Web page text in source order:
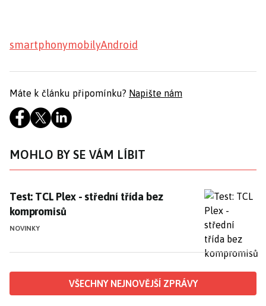
smartphonymobilyAndroid
Máte k článku připomínku? Napište nám
MOHLO BY SE VÁM LÍBIT
Test: TCL Plex - střední třída bez kompromisů
Test: TCL Plex - střední třída bez
kompromisů
NOVINKY
VŠECHNY NEJNOVĚJŠÍ ZPRÁVY